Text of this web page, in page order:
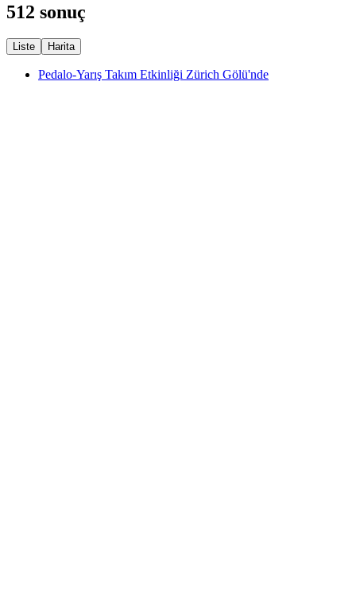
512 sonuç
Liste Harita
Pedalo-Yarış Takım Etkinliği Zürich Gölü'nde